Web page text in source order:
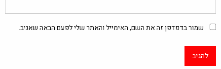
שמור בדפדפן זה את השם, האימייל והאתר שלי לפעם הבאה שאגיב.